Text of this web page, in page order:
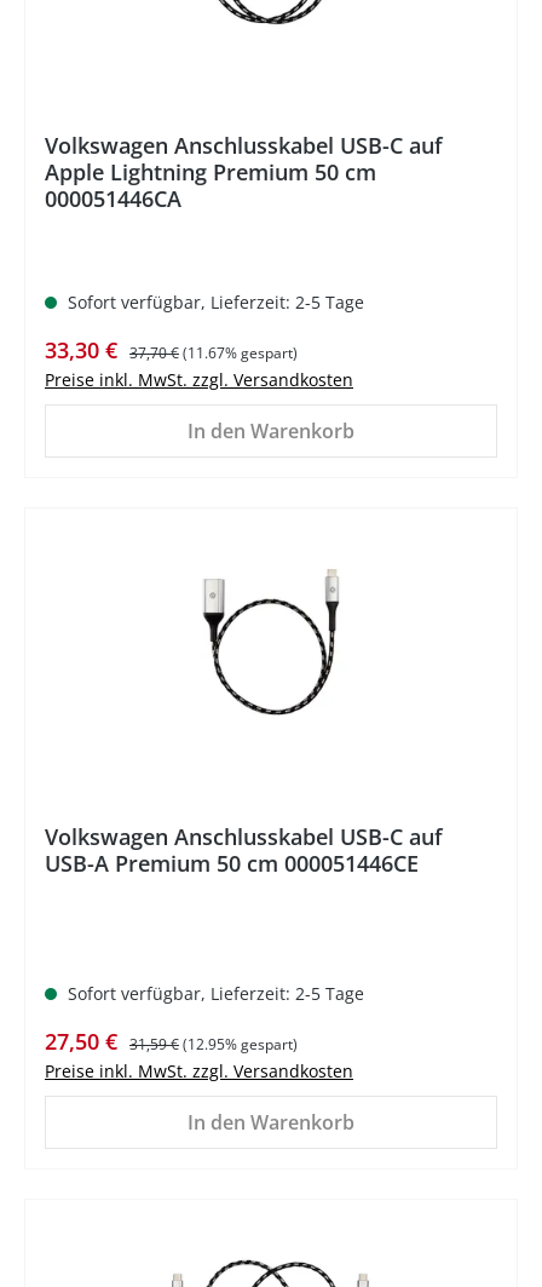
Volkswagen Anschlusskabel USB-C auf
Apple Lightning Premium 50 cm
000051446CA
Sofort verfügbar, Lieferzeit: 2-5 Tage
Verkaufspreis:
33,30 € Regulärer Preis:
37,70 €(11.67% gespart)
Preise inkl. MwSt. zzgl. Versandkosten
In den Warenkorb
Volkswagen Anschlusskabel USB-C auf
USB-A Premium 50 cm 000051446CE
Sofort verfügbar, Lieferzeit: 2-5 Tage
Verkaufspreis:
27,50 € Regulärer Preis:
31,59 €(12.95% gespart)
Preise inkl. MwSt. zzgl. Versandkosten
In den Warenkorb